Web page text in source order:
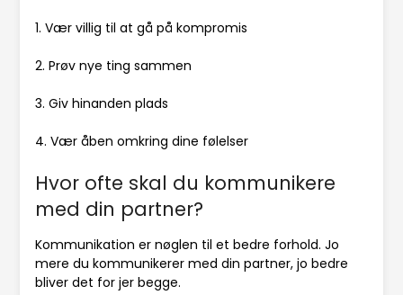
1. Vær villig til at gå på kompromis
2. Prøv nye ting sammen
3. Giv hinanden plads
4. Vær åben omkring dine følelser
Hvor ofte skal du kommunikere
med din partner?
Kommunikation er nøglen til et bedre forhold. Jo
mere du kommunikerer med din partner, jo bedre
bliver det for jer begge.